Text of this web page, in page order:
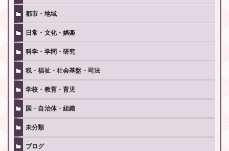
都市・地域
日常・文化・娯楽
科学・学問・研究
税・福祉・社会基盤・司法
学校・教育・育児
国・自治体・組織
未分類
ブログ